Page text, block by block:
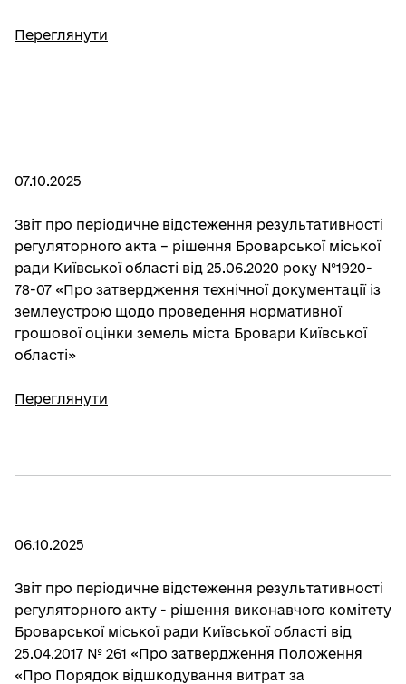
Переглянути
07.10.2025
Звіт про періодичне відстеження результативності
регуляторного акта – рішення Броварської міської
ради Київської області від 25.06.2020 року №1920-
78-07 «Про затвердження технічної документації із
землеустрою щодо проведення нормативної
грошової оцінки земель міста Бровари Київської
області»
Переглянути
06.10.2025
Звіт про періодичне відстеження результативності
регуляторного акту - рішення виконавчого комітету
Броварської міської ради Київської області від
25.04.2017 № 261 «Про затвердження Положення
«Про Порядок відшкодування витрат за